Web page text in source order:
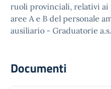
ruoli provinciali, relativi ai
aree A e B del personale
ausiliario - Graduatorie
Documenti